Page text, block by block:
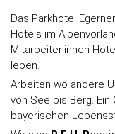
Das Parkhotel
Hotels im
Mitarbeiter:innen
leben.
Arbeiten wo andere
von See bis Berg.
bayerischen